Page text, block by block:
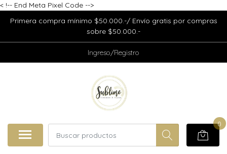
< !-- End Meta Pixel Code -->
Primera compra mínimo $50.000.-/ Envío gratis por compras
sobre $50.000.-
Ingreso/Registro
0